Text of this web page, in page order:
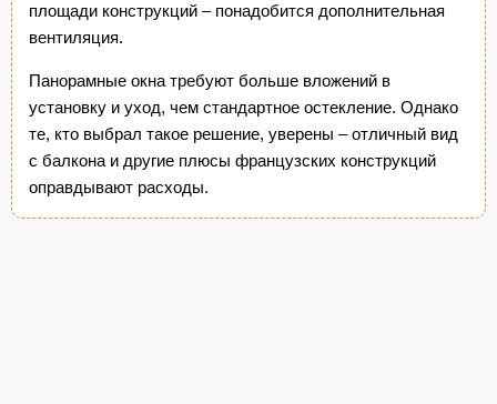
площади конструкций – понадобится дополнительная
вентиляция.
Панорамные окна требуют больше вложений в
установку и уход, чем стандартное остекление. Однако
те, кто выбрал такое решение, уверены – отличный вид
с балкона и другие плюсы французских конструкций
оправдывают расходы.